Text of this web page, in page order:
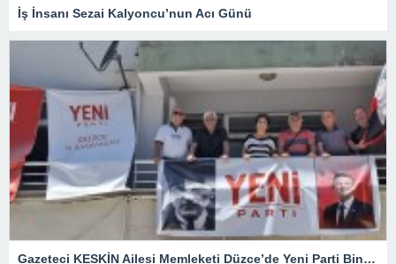
İş İnsanı Sezai Kalyoncu’nun Acı Günü
Gazeteci KESKİN Ailesi Memleketi Düzce’de Yeni Parti Binasını Ziyaret Etti